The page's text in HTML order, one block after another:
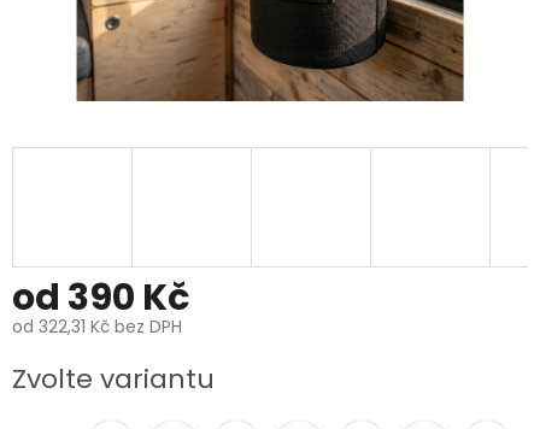
od 390 Kč
od 322,31 Kč bez DPH
cena:
Zvolte variantu